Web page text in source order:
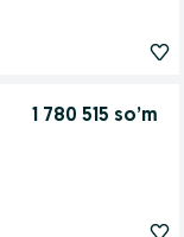
1 780 515 so’m